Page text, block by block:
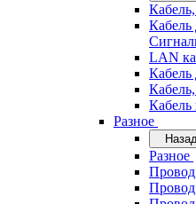
LAN
Кабель
Кабель
Разное
Разное